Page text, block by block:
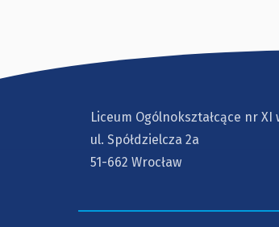
Liceum Ogólnokształcące nr XI
ul. Spółdzielcza 2a
51-662 Wrocław